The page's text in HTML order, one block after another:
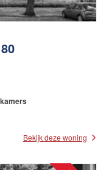
Bekijk deze woning